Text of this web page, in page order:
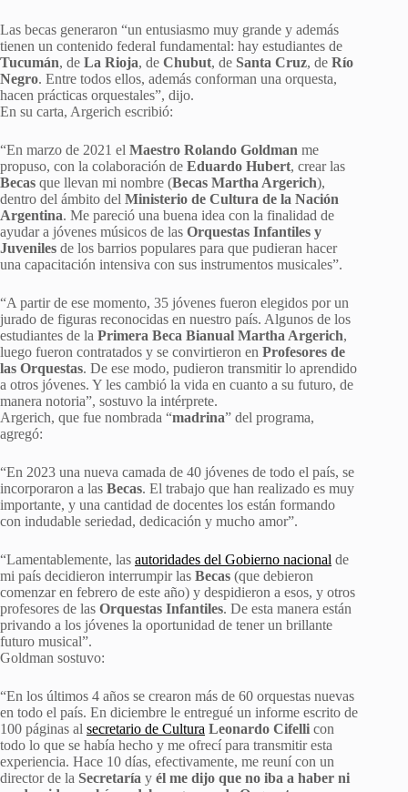
Las becas generaron “un entusiasmo muy grande y además
tienen un contenido federal fundamental: hay estudiantes de
Tucumán, de La Rioja, de Chubut, de Santa Cruz, de Río
Negro. Entre todos ellos, además conforman una orquesta,
hacen prácticas orquestales”, dijo.
En su carta, Argerich escribió:
“En marzo de 2021 el Maestro Rolando Goldman me
propuso, con la colaboración de Eduardo Hubert, crear las
Becas que llevan mi nombre (Becas Martha Argerich),
dentro del ámbito del Ministerio de Cultura de la Nación
Argentina. Me pareció una buena idea con la finalidad de
ayudar a jóvenes músicos de las Orquestas Infantiles y
Juveniles de los barrios populares para que pudieran hacer
una capacitación intensiva con sus instrumentos musicales”.
“A partir de ese momento, 35 jóvenes fueron elegidos por un
jurado de figuras reconocidas en nuestro país. Algunos de los
estudiantes de la Primera Beca Bianual Martha Argerich,
luego fueron contratados y se convirtieron en Profesores de
las Orquestas. De ese modo, pudieron transmitir lo aprendido
a otros jóvenes. Y les cambió la vida en cuanto a su futuro, de
manera notoria”, sostuvo la intérprete.
Argerich, que fue nombrada “madrina” del programa,
agregó:
“En 2023 una nueva camada de 40 jóvenes de todo el país, se
incorporaron a las Becas. El trabajo que han realizado es muy
importante, y una cantidad de docentes los están formando
con indudable seriedad, dedicación y mucho amor”.
“Lamentablemente, las autoridades del Gobierno nacional de
mi país decidieron interrumpir las Becas (que debieron
comenzar en febrero de este año) y despidieron a esos, y otros
profesores de las Orquestas Infantiles. De esta manera están
privando a los jóvenes la oportunidad de tener un brillante
futuro musical”.
Goldman sostuvo:
“En los últimos 4 años se crearon más de 60 orquestas nuevas
en todo el país. En diciembre le entregué un informe escrito de
100 páginas al secretario de Cultura Leonardo Cifelli con
todo lo que se había hecho y me ofrecí para transmitir esta
experiencia. Hace 10 días, efectivamente, me reuní con un
director de la Secretaría y él me dijo que no iba a haber ni